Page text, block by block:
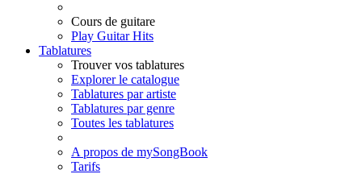
Cours de guitare
Play Guitar Hits
Tablatures
Trouver vos tablatures
Explorer le catalogue
Tablatures par artiste
Tablatures par genre
Toutes les tablatures
A propos de mySongBook
Tarifs